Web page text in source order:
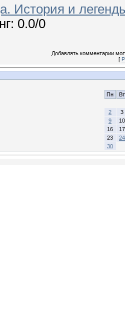
История и
: 0.0/0
Добавлять комментарии
[
Пн Вт
2
3
9
10
16
17
23
24
30